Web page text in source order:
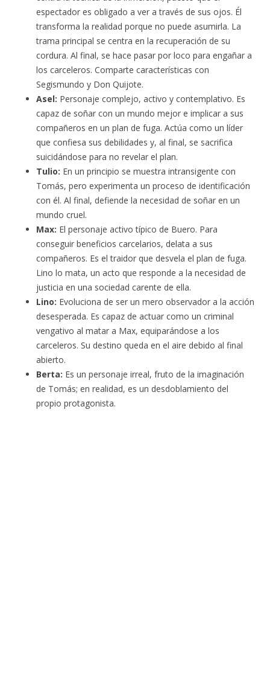
espectador es obligado a ver a través de sus ojos. Él
transforma la realidad porque no puede asumirla. La
trama principal se centra en la recuperación de su
cordura. Al final, se hace pasar por loco para engañar a
los carceleros. Comparte características con
Segismundo y Don Quijote.
Asel: Personaje complejo, activo y contemplativo. Es
capaz de soñar con un mundo mejor e implicar a sus
compañeros en un plan de fuga. Actúa como un líder
que confiesa sus debilidades y, al final, se sacrifica
suicidándose para no revelar el plan.
Tulio: En un principio se muestra intransigente con
Tomás, pero experimenta un proceso de identificación
con él. Al final, defiende la necesidad de soñar en un
mundo cruel.
Max: El personaje activo típico de Buero. Para
conseguir beneficios carcelarios, delata a sus
compañeros. Es el traidor que desvela el plan de fuga.
Lino lo mata, un acto que responde a la necesidad de
justicia en una sociedad carente de ella.
Lino: Evoluciona de ser un mero observador a la acción
desesperada. Es capaz de actuar como un criminal
vengativo al matar a Max, equiparándose a los
carceleros. Su destino queda en el aire debido al final
abierto.
Berta: Es un personaje irreal, fruto de la imaginación
de Tomás; en realidad, es un desdoblamiento del
propio protagonista.